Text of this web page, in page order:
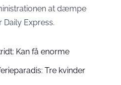
at dæmpe
Daily Express.
Kan få enorme
Tre kvinder